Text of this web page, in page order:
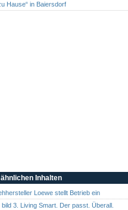
Hause“ in Baiersdorf
Inhalten
Loewe stellt Betrieb ein
bild 3. Living Smart. Der passt. Überall.